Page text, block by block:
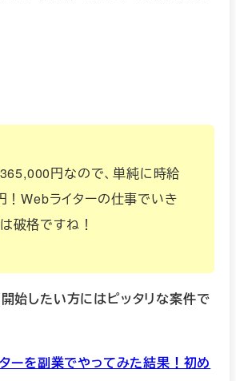
円なので、単純に時給
Webライターの仕事でいき
破格ですね！
始したい方にはピッタリな案件で
ターを副業でやってみた結果！初め